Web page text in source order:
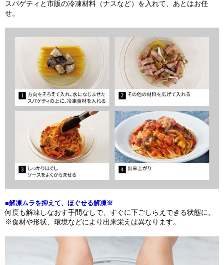
スパゲティと市販の冷凍材料（ナスなど）を入れて、あとはお任
せ。
■解凍ムラを抑えて、ほぐせる解凍※
何度も解凍しなおす手間なしで、すぐに下ごしらえできる状態に。
※食材や形状、環境などにより出来栄えは異なります。